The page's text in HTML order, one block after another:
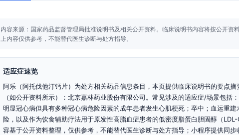
内容来源：国家药品监督管理局批准说明书及相关公开资料。 临床说明书内容将按公开资
上内容仅供参考，不能替代医生诊断与处方指导。
适应症速览
阿乐（阿托伐他汀钙片）为处方相关药品信息条目，本页提供临床说明书的要点摘
（如公开资料所示）：北京嘉林药业股份有限公司。常见涉及的适应症/场景包括
明显冠心病但具有多种冠心病危险因素的成年患者发生心肌梗死；卒中；血运重建
险，以及作为饮食辅助疗法用于原发性高脂血症患者的低密度脂蛋白胆固醇（
容基于公开资料整理，仅供参考，不能替代医生诊断与处方指导；小程序提供同步